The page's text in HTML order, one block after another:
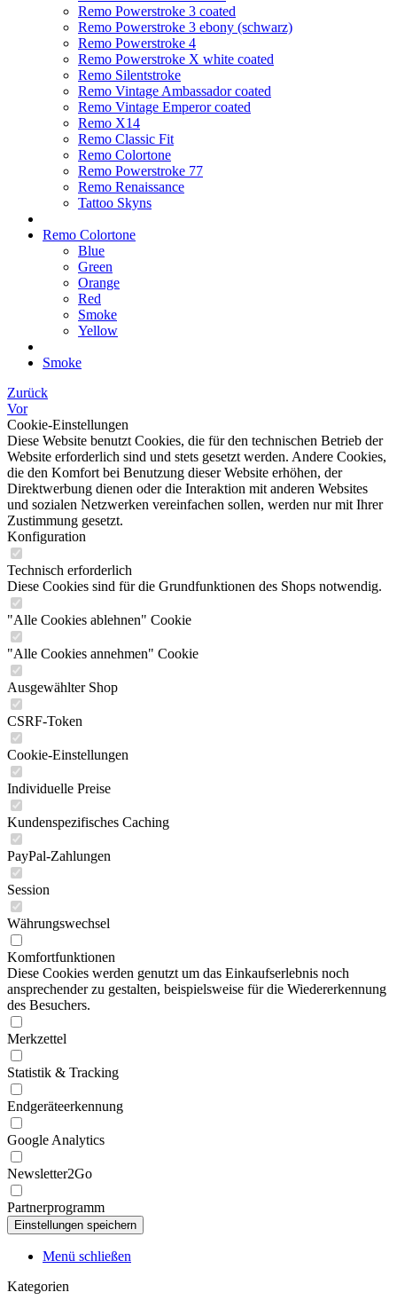
Remo Powerstroke 3 coated
Remo Powerstroke 3 ebony (schwarz)
Remo Powerstroke 4
Remo Powerstroke X white coated
Remo Silentstroke
Remo Vintage Ambassador coated
Remo Vintage Emperor coated
Remo X14
Remo Classic Fit
Remo Colortone
Remo Powerstroke 77
Remo Renaissance
Tattoo Skyns
Remo Colortone
Blue
Green
Orange
Red
Smoke
Yellow
Smoke
Zurück
Vor
Cookie-Einstellungen
Diese Website benutzt Cookies, die für den technischen Betrieb der
Website erforderlich sind und stets gesetzt werden. Andere Cookies,
die den Komfort bei Benutzung dieser Website erhöhen, der
Direktwerbung dienen oder die Interaktion mit anderen Websites
und sozialen Netzwerken vereinfachen sollen, werden nur mit Ihrer
Zustimmung gesetzt.
Konfiguration
Technisch erforderlich
Diese Cookies sind für die Grundfunktionen des Shops notwendig.
"Alle Cookies ablehnen" Cookie
"Alle Cookies annehmen" Cookie
Ausgewählter Shop
CSRF-Token
Cookie-Einstellungen
Individuelle Preise
Kundenspezifisches Caching
PayPal-Zahlungen
Session
Währungswechsel
Komfortfunktionen
Diese Cookies werden genutzt um das Einkaufserlebnis noch
ansprechender zu gestalten, beispielsweise für die Wiedererkennung
des Besuchers.
Merkzettel
Statistik & Tracking
Endgeräteerkennung
Google Analytics
Newsletter2Go
Partnerprogramm
Menü schließen
Kategorien